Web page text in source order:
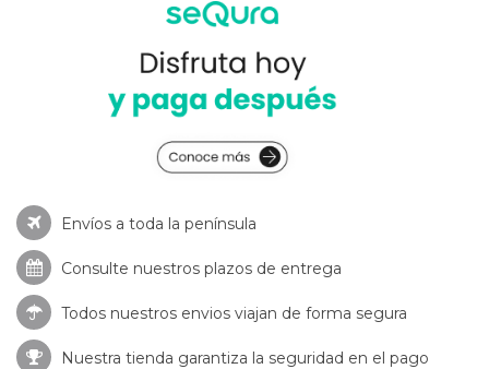
Envíos a toda la península
Consulte nuestros plazos de entrega
Todos nuestros envios viajan de forma segura
Nuestra tienda garantiza la seguridad en el pago